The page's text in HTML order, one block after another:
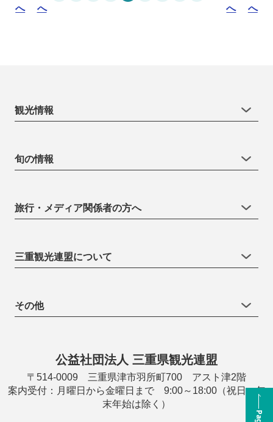
へ
へ
へ
へ
観光情報
旬の情報
旅行・メディア関係者の方へ
三重観光連盟について
その他
公益社団法人 三重県観光連盟
〒514-0009 三重県津市羽所町700 アスト津2階
案内受付：月曜日から金曜日まで 9:00～18:00（祝日・年
末年始は除く）